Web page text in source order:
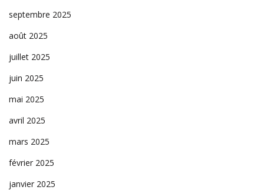
septembre 2025
août 2025
juillet 2025
juin 2025
mai 2025
avril 2025
mars 2025
février 2025
janvier 2025